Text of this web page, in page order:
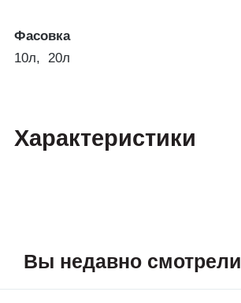
Фасовка
10л, 20л
Характеристики
Вы недавно смотрели